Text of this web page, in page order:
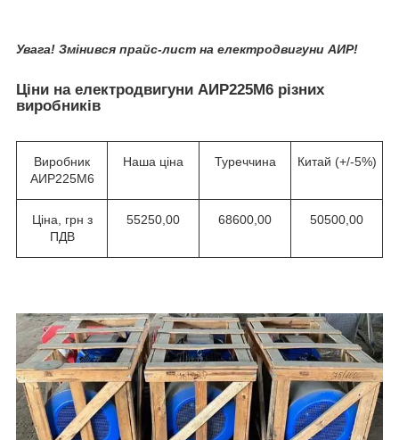
Увага! Змінився прайс-лист на електродвигуни АИР!
Ціни на електродвигуни АИР225М6 різних
виробників
Виробник
АИР225М6
Наша ціна Туреччина Китай (+/-5%)
Ціна, грн з
ПДВ
55250,00 68600,00 50500,00